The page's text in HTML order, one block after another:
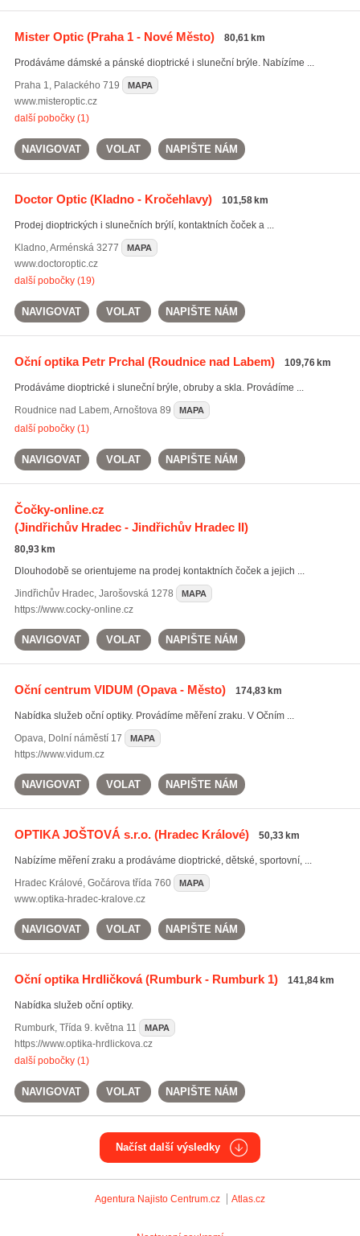
Mister Optic(Praha 1 - Nové Město) 80,61 km
Prodáváme dámské a pánské dioptrické i sluneční brýle. Nabízíme ...
Praha 1, Palackého 719 MAPA
www.misteroptic.cz
další pobočky (1)
NAVIGOVAT VOLAT NAPIŠTE NÁM
Doctor Optic(Kladno - Kročehlavy) 101,58 km
Prodej dioptrických i slunečních brýlí, kontaktních čoček a ...
Kladno,Arménská 3277 MAPA
www.doctoroptic.cz
další pobočky (19)
NAVIGOVAT VOLAT NAPIŠTE NÁM
Oční optika Petr Prchal(Roudnice nad Labem) 109,76 km
Prodáváme dioptrické i sluneční brýle, obruby a skla. Provádíme ...
Roudnice nad Labem,Arnoštova 89 MAPA
další pobočky (1)
NAVIGOVAT VOLAT NAPIŠTE NÁM
Čočky-online.cz
(Jindřichův Hradec - Jindřichův Hradec II)
80,93 km
Dlouhodobě se orientujeme na prodej kontaktních čoček a jejich ...
Jindřichův Hradec, Jarošovská 1278 MAPA
https://www.cocky-online.cz
NAVIGOVAT VOLAT NAPIŠTE NÁM
Oční centrum VIDUM (Opava - Město) 174,83 km
Nabídka služeb oční optiky. Provádíme měření zraku. V Očním ...
Opava, Dolní náměstí 17 MAPA
https://www.vidum.cz
NAVIGOVAT VOLAT NAPIŠTE NÁM
OPTIKA JOŠTOVÁ s.r.o.(Hradec Králové) 50,33 km
Nabízíme měření zraku a prodáváme dioptrické, dětské, sportovní, ...
Hradec Králové, Gočárova třída 760 MAPA
www.optika-hradec-kralove.cz
NAVIGOVAT VOLAT NAPIŠTE NÁM
Oční optika Hrdličková(Rumburk - Rumburk 1) 141,84 km
Nabídka služeb oční optiky.
Rumburk, Třída 9. května 11 MAPA
https://www.optika-hrdlickova.cz
další pobočky (1)
NAVIGOVAT VOLAT NAPIŠTE NÁM
Načíst další výsledky
Agentura Najisto Centrum.cz Atlas.cz